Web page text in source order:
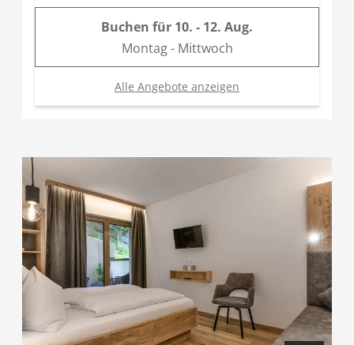
Buchen für 10. - 12. Aug.
Montag - Mittwoch
Alle Angebote anzeigen